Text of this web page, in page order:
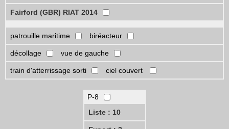
Fairford (GBR) RIAT 2014
patrouille maritime biréacteur
décollage vue de gauche
train d'atterrissage sorti ciel couvert
P-8
Liste : 10